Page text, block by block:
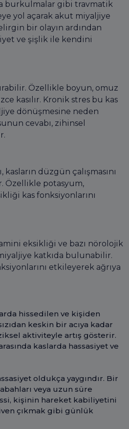
burkulmalar gibi travmatik
yol açarak akut miyaljiye
bir olayın ardından
ve şişlik ile kendini
Özellikle boyun, omuz
kasılır. Kronik stres bu kas
dönüşmesine neden
cevabı, zihinsel
düzgün çalışmasını
Özellikle potasyum,
kas fonksiyonlarını
eksikliği ve bazı nörolojik
katkıda bulunabilir.
etkileyerek ağrıya
hissedilen ve kişiden
keskin bir acıya kadar
aktiviteyle artış gösterir.
kaslarda hassasiyet ve
oldukça yaygındır. Bir
veya uzun süre
kişinin hareket kabiliyetini
çıkmak gibi günlük